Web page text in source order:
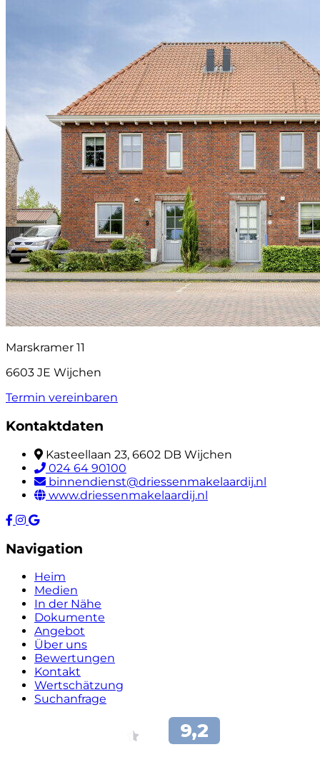
Marskramer 11
6603 JE Wijchen
Termin vereinbaren
Kontaktdaten
Kasteellaan 23, 6602 DB Wijchen
024 64 90100
binnendienst@driessenmakelaardij.nl
www.driessenmakelaardij.nl
Navigation
Heim
Medien
In der Nähe
Dokumente
Angebot
Über uns
Bewertungen
Kontakt
Wertschätzung
Suchanfrage